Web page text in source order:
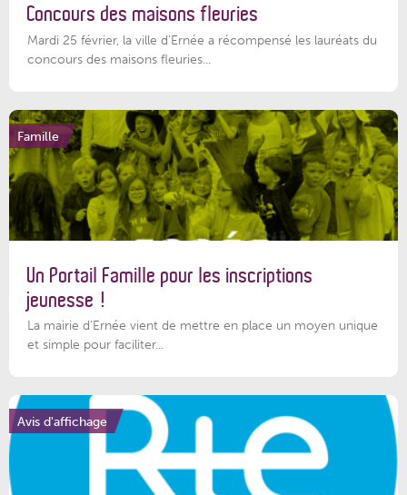
Concours des maisons fleuries
Mardi 25 février, la ville d'Ernée a récompensé les lauréats du
concours des maisons fleuries...
Famille
Un Portail Famille pour les inscriptions
jeunesse !
La mairie d’Ernée vient de mettre en place un moyen unique
et simple pour faciliter...
Avis d'affichage